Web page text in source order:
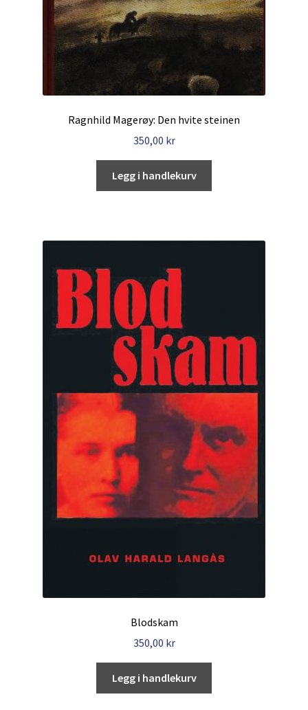
Ragnhild Magerøy: Den hvite steinen
350,00 kr
Legg i handlekurv
Blodskam
350,00 kr
Legg i handlekurv